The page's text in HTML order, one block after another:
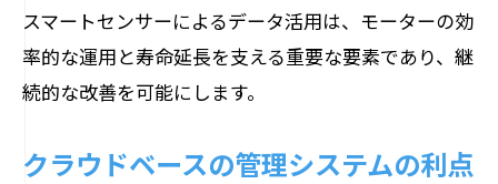
スマートセンサーによるデータ活用は、モーターの効
率的な運用と寿命延長を支える重要な要素であり、継
続的な改善を可能にします。
クラウドベースの管理システムの利点